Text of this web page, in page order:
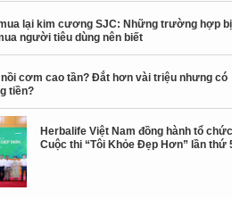
lại kim cương SJC: Những trường hợp bị
người tiêu dùng nên biết
nồi cơm cao tần? Đắt hơn vài triệu nhưng có
tiền?
Herbalife Việt Nam đồng hành tổ chức
Cuộc thi “Tôi Khỏe Đẹp Hơn” lần thứ